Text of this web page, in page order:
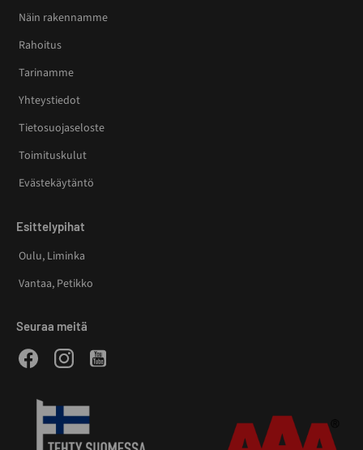
Näin rakennamme
Rahoitus
Tarinamme
Yhteystiedot
Tietosuojaseloste
Toimituskulut
Evästekäytäntö
Esittelypihat
Oulu, Liminka
Vantaa, Petikko
Seuraa meitä
FacebookInstagramYoutube